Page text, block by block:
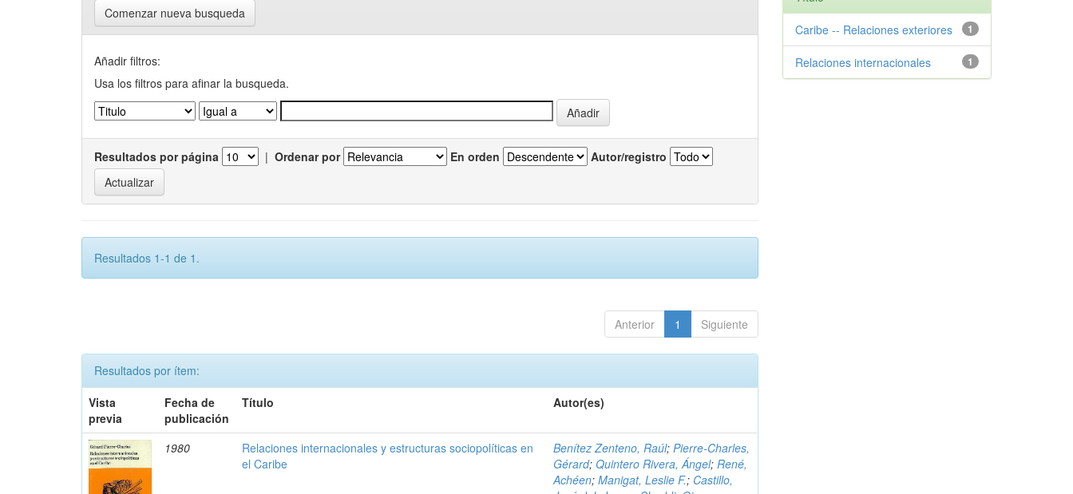
Comenzar nueva busqueda
Añadir filtros:
Usa los filtros para afinar la busqueda.
Resultados por página | Ordenar por En orden Autor/registro
Resultados 1-1 de 1.
Anterior 1 Siguiente
Resultados por ítem:
Vista
previa
Fecha de
publicación
Título Autor(es)
1980
Relaciones internacionales y estructuras sociopolíticas en
el Caribe
Benítez Zenteno, Raúl;Pierre-Charles,
Gérard;Quintero Rivera, Ángel;René,
Achéen;Manigat, Leslie F.; Castillo,
1
Caribe -- Relaciones exteriores
1
Relaciones internacionales